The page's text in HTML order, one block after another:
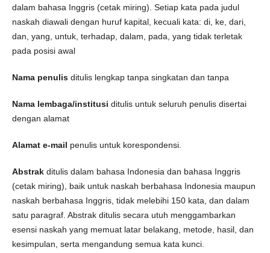
dalam bahasa Inggris (cetak miring). Setiap kata pada judul
naskah diawali dengan huruf kapital, kecuali kata: di, ke, dari,
dan, yang, untuk, terhadap, dalam, pada, yang tidak terletak
pada posisi awal
Nama penulis ditulis lengkap tanpa singkatan dan tanpa
Nama lembaga/institusi ditulis untuk seluruh penulis disertai
dengan alamat
Alamat e-mail penulis untuk korespondensi.
Abstrak ditulis dalam bahasa Indonesia dan bahasa Inggris
(cetak miring), baik untuk naskah berbahasa Indonesia maupun
naskah berbahasa Inggris, tidak melebihi 150 kata, dan dalam
satu paragraf. Abstrak ditulis secara utuh menggambarkan
esensi naskah yang memuat latar belakang, metode, hasil, dan
kesimpulan, serta mengandung semua kata kunci.